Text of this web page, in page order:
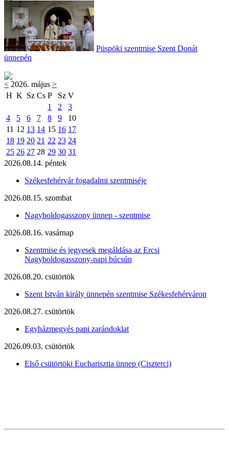
Püspöki szentmise Szent Donát
ünnepén
< 2026. május >
H K Sz Cs P Sz V
1
2
3
4
5 6 7 8 9
10
11 12 13 14 15 16 17
18 19 20 21 22 23 24
25 26 27 28 29 30 31
2026.08.14. péntek
Székesfehérvár fogadalmi szentmiséje
2026.08.15. szombat
Nagyboldogasszony ünnep - szentmise
2026.08.16. vasárnap
Szentmise és jegyesek megáldása az Ercsi
Nagyboldogasszony-napi búcsún
2026.08.20. csütörtök
Szent István király ünnepén szentmise Székesfehérváron
2026.08.27. csütörtök
Egyházmegyés papi zarándoklat
2026.09.03. csütörtök
Első csütörtöki Eucharisztia ünnep (Ciszterci)